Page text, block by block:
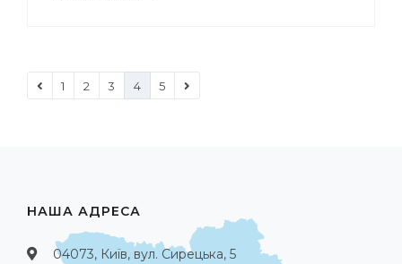
1 2 3 4 5
НАША АДРЕСА
04073, Київ, вул. Сирецька, 5